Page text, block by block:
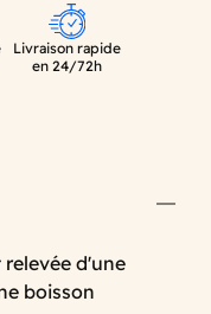
Livraison rapide
en 24/72h
relevée d'une
boisson